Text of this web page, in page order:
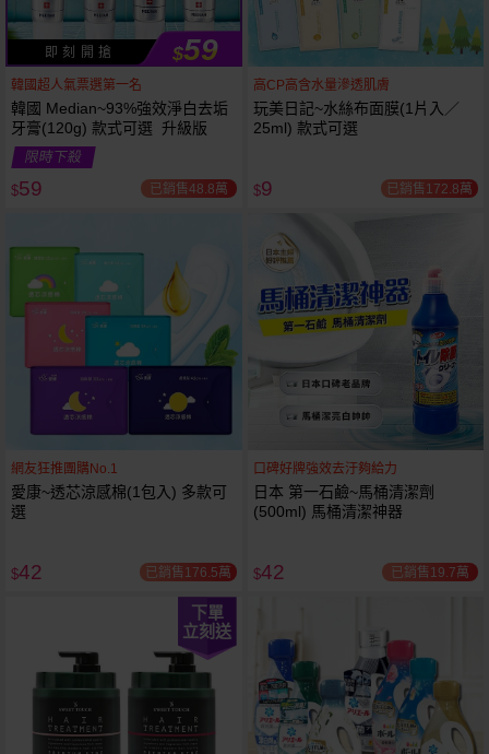
即 刻 開 搶 $59
韓國超人氣票選第一名
韓國 Median~93%強效淨白去垢
牙膏(120g) 款式可選 升級版
限時下殺
$59 已銷售48.8萬
高CP高含水量滲透肌膚
玩美日記~水絲布面膜(1片入／
25ml) 款式可選
$9 已銷售172.8萬
網友狂推團購No.1
愛康~透芯涼感棉(1包入) 多款可
選
$42 已銷售176.5萬
口碑好牌強效去汙夠給力
日本 第一石鹼~馬桶清潔劑
(500ml) 馬桶清潔神器
$42 已銷售19.7萬
下單
立刻送